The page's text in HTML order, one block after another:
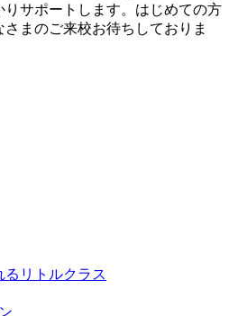
サポートします。はじめての方
まのご来校お待ちしておりま
るリトルクラス